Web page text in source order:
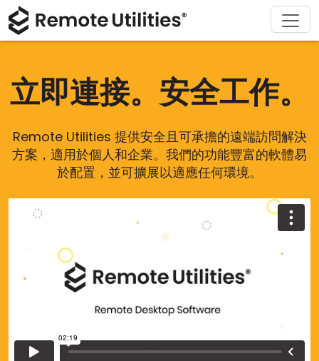
立即連接。安全工作。
Remote Utilities 提供安全且可承擔的遠端訪問解決
方案，適用於個人和企業。我們的功能豐富的軟體易
於配置，並可擴展以適應任何環境。
產品
安全性
版本說明
連接模式
活動目錄支援
雲端與內部部署
解決方案
製造與零售
教育與政府
資訊技術
下載
macOS
iOS/Android
購買
許可證助手
支援
文檔
關於
新聞稿